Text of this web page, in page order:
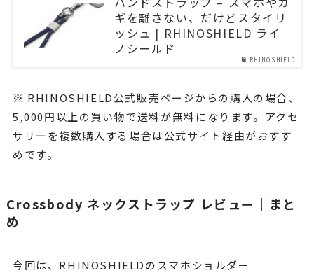
RHINOSHIELD
ギを離さない、だけどスタイリ
ッシュ | RHINOSHIELD ライ
ノシールド
※ RHINOSHIELD公式販売ページからの購入の場合、
5,000円以上の買い物で送料が無料になります。アクセ
サリーを複数購入する場合は公式サイト経由がおすす
めです。
Crossbody ネックストラップ レビュー｜まと
め
今回は、RHINOSHIELDのスマホショルダー